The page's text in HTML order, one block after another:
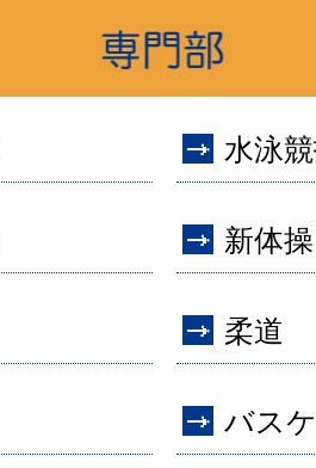
水泳
新体操
柔道
バス